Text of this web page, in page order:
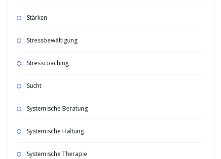
Stärken
Stressbewältigung
Stresscoaching
Sucht
Systemische Beratung
Systemische Haltung
Systemische Therapie